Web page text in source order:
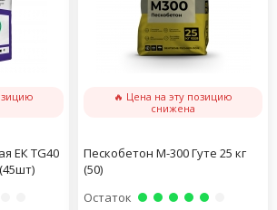
ЕК TG40
🔥 Цена на эту позицию
снижена
Пескобетон М-300 Гуте 25 кг
(50)
Остаток